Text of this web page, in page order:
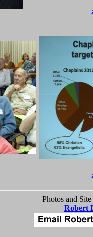
Photos and
Robert